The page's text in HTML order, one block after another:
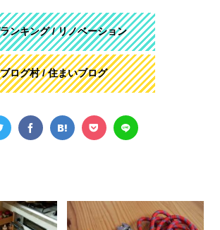
ンキング / リノベーション
ログ村 / 住まいブログ